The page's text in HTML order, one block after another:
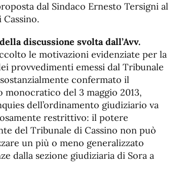
dal Sindaco Ernesto Tersigni al
discussione svolta dall’Avv.
le motivazioni evidenziate per la
provvedimenti emessi dal Tribunale
confermato il
del 3 maggio 2013,
dell’ordinamento giudiziario va
restrittivo: il potere
del Tribunale di Cassino non può
un più o meno generalizzato
dalla sezione giudiziaria di Sora a